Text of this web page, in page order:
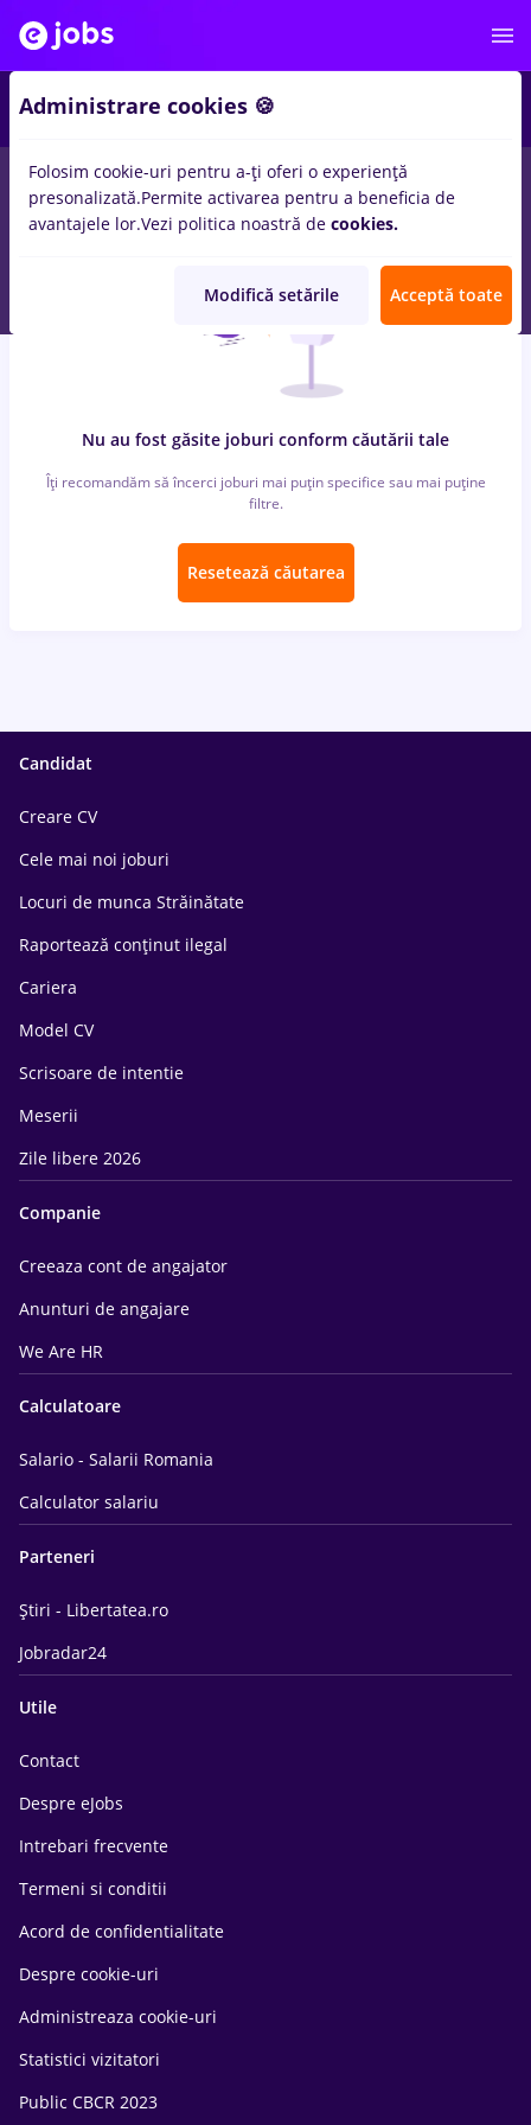
locuri de muncatopometrist, Full timeinIasi (Iasi)
Nu au fost găsite joburi conform căutării tale
Îți recomandăm să încerci joburi mai puțin specifice sau mai puține
filtre.
Resetează căutarea
Candidat
Creare CV
Cele mai noi joburi
Locuri de munca Străinătate
Raportează conținut ilegal
Cariera
Model CV
Scrisoare de intentie
Meserii
Zile libere 2026
Companie
Creeaza cont de angajator
Anunturi de angajare
We Are HR
Calculatoare
Salario - Salarii Romania
Calculator salariu
Parteneri
Știri - Libertatea.ro
Jobradar24
Utile
Contact
Despre eJobs
Intrebari frecvente
Termeni si conditii
Acord de confidentialitate
Despre cookie-uri
Administreaza cookie-uri
Statistici vizitatori
Public CBCR 2023
Administrare cookies 🍪
Folosim cookie-uri pentru a-ți oferi o experiență
presonalizată.Permite activarea pentru a beneficia de
avantajele lor.Vezi politica noastră de cookies.
Modifică setările Acceptă toate